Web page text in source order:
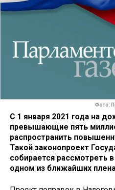
Фото:
С 1 января 2021 года на
превышающие пять
распространить
Такой законопроект
собирается рассмотреть
одном из ближайших